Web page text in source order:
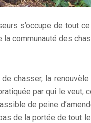
s’occupe de tout
communauté des
chasser, la
par qui le veut,
de peine
de la portée de tout